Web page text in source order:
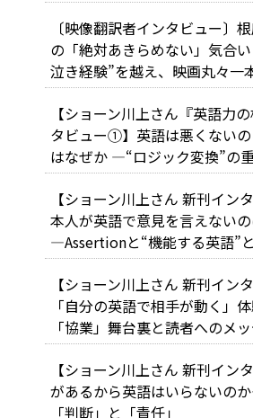
〔映像翻訳者インタビュー〕
の「絶対あきらめない」気合
泣き経験”を越え、映画丸々一
【ショーン川上さん『英語力
タビュー①】英語は悪くない
はなぜか ―“ロジック変換”の
【ショーン川上さん 新刊イン
本人が英語で意見を言えない
―Assertionと“機能する英語”
【ショーン川上さん 新刊イン
「自分の英語で相手が動く」
「協業」舞台裏と読者へのメ
【ショーン川上さん 新刊イン
があるから英語はいらないの
「判断」と「責任」